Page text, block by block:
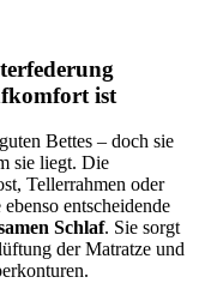
ist
Bettes – doch sie
sie liegt. Die
Tellerrahmen oder
entscheidende
Schlaf. Sie sorgt
der Matratze und